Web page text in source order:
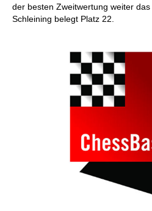
der besten Zweitwertung weiter
Schleining belegt Platz 22.